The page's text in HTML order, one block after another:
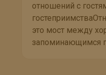
отношений с
это мост между
запоминающимся